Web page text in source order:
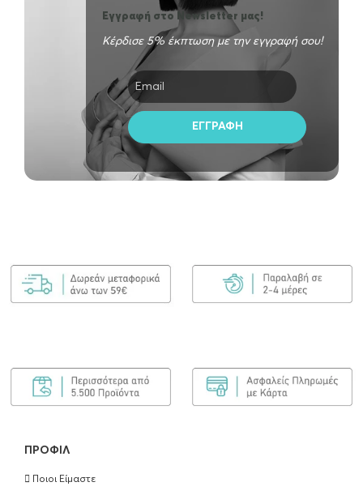
Kérastase Symbiose Masque Revitalisant Essentiel Μάσκα…
€45.00
ΠΡΟΣΘΉΚΗ ΣΤΟ ΚΑΛΆΘΙ
Εγγραφή στο Newsletter μας!
Κέρδισε 5% έκπτωση με την εγγραφή σου!
ΠΡΟΦΊΛ
Ποιοι Είμαστε